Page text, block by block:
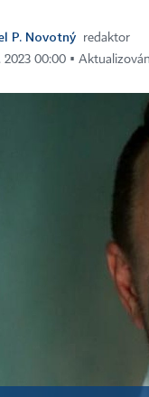
P. Novotný
redaktor
2023 00:00 ▪